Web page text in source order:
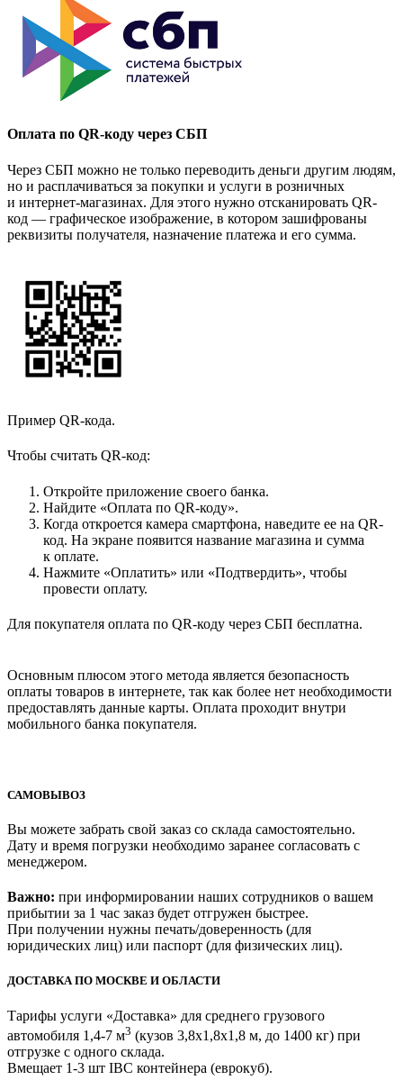
Оплата по QR-коду через СБП
Через СБП можно не только переводить деньги другим людям,
но и расплачиваться за покупки и услуги в розничных
и интернет-магазинах. Для этого нужно отсканировать QR-
код — графическое изображение, в котором зашифрованы
реквизиты получателя, назначение платежа и его сумма.
Пример QR-кода.
Чтобы считать QR-код:
Откройте приложение своего банка.
Найдите «Оплата по QR-коду».
Когда откроется камера смартфона, наведите ее на QR-
код. На экране появится название магазина и сумма
к оплате.
Нажмите «Оплатить» или «Подтвердить», чтобы
провести оплату.
Для покупателя оплата по QR-коду через СБП бесплатна.
Основным плюсом этого метода является безопасность
оплаты товаров в интернете, так как более нет необходимости
предоставлять данные карты. Оплата проходит внутри
мобильного банка покупателя.
САМОВЫВОЗ
Вы можете забрать свой заказ со склада самостоятельно.
Дату и время погрузки необходимо заранее согласовать с
менеджером.
Важно: при информировании наших сотрудников о вашем
прибытии за 1 час заказ будет отгружен быстрее.
При получении нужны печать/доверенность (для
юридических лиц) или паспорт (для физических лиц).
ДОСТАВКА ПО МОСКВЕ И ОБЛАСТИ
Тарифы услуги «Доставка» для среднего грузового
автомобиля 1,4-7 м3 (кузов 3,8x1,8x1,8 м, до 1400 кг) при
отгрузке с одного склада.
Вмещает 1-3 шт IBC контейнера (еврокуб).